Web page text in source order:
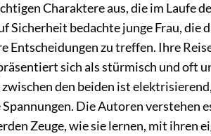
Charaktere aus, die im Laufe
Sicherheit bedachte junge Frau,
Entscheidungen zu treffen. Ihre
sich als stürmisch und oft
den beiden ist
Die Autoren verstehen
Zeuge, wie sie lernen, mit ihren